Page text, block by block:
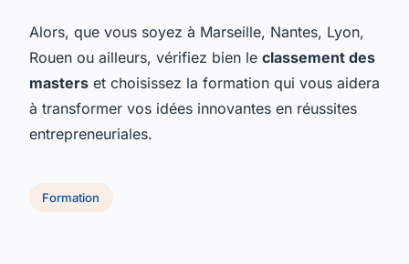
Alors, que vous soyez à Marseille, Nantes, Lyon,
Rouen ou ailleurs, vérifiez bien le classement des
masters et choisissez la formation qui vous aidera
à transformer vos idées innovantes en réussites
entrepreneuriales.
Formation